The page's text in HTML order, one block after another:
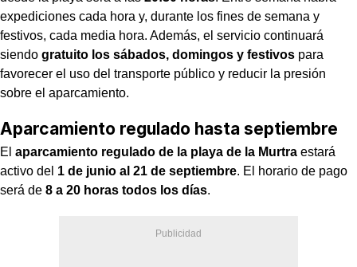
expediciones cada hora y, durante los fines de semana y
festivos, cada media hora. Además, el servicio continuará
siendo gratuito los sábados, domingos y festivos para
favorecer el uso del transporte público y reducir la presión
sobre el aparcamiento.
Aparcamiento regulado hasta septiembre
El aparcamiento regulado de la playa de la Murtra estará
activo del 1 de junio al 21 de septiembre. El horario de pago
será de 8 a 20 horas todos los días.